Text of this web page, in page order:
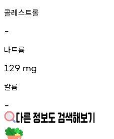
콜레스트롤
-
나트륨
129 mg
칼륨
-